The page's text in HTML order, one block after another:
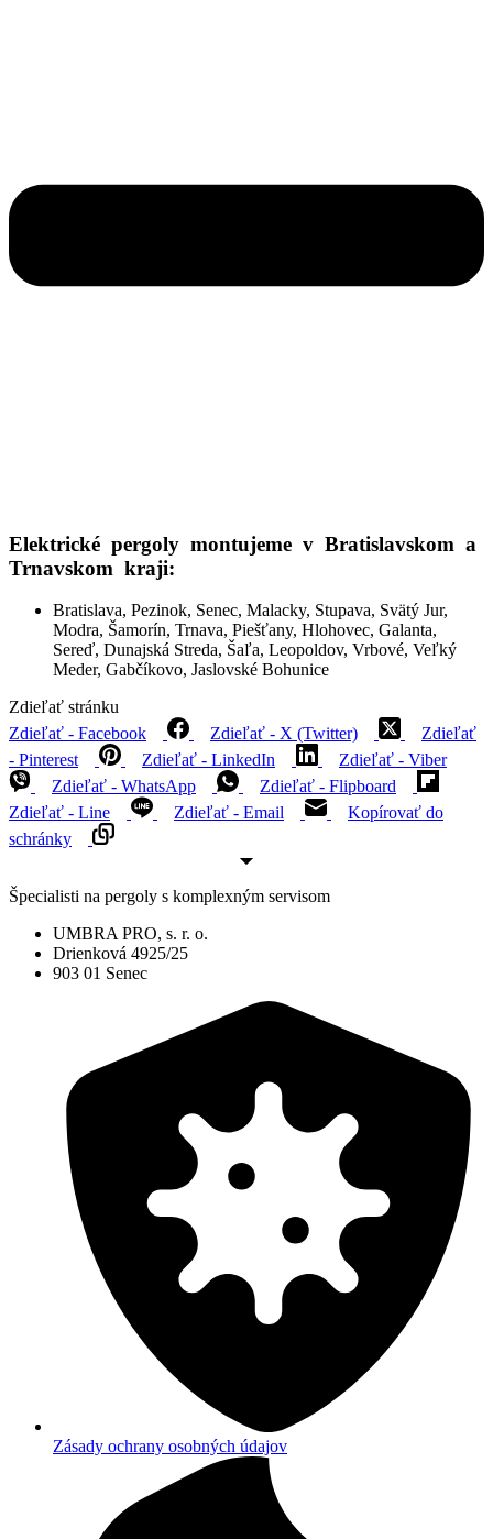
Elektrické pergoly montujeme v Bratislavskom a
Trnavskom kraji:
Bratislava, Pezinok, Senec, Malacky, Stupava, Svätý Jur,
Modra, Šamorín, Trnava, Piešťany, Hlohovec, Galanta,
Sereď, Dunajská Streda, Šaľa, Leopoldov, Vrbové, Veľký
Meder, Gabčíkovo, Jaslovské Bohunice
Zdieľať stránku
Zdieľať - Facebook
Zdieľať - X (Twitter)
Zdieľať
- Pinterest
Zdieľať - LinkedIn
Zdieľať - Viber
Zdieľať - WhatsApp
Zdieľať - Flipboard
Zdieľať - Line
Zdieľať - Email
Kopírovať do
schránky
Špecialisti na pergoly s komplexným servisom
UMBRA PRO, s. r. o.
Drienková 4925/25
903 01 Senec
Zásady ochrany osobných údajov